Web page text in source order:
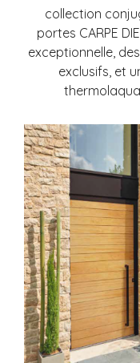
collection
portes CARPE
exceptionnelle,
exclusifs, et